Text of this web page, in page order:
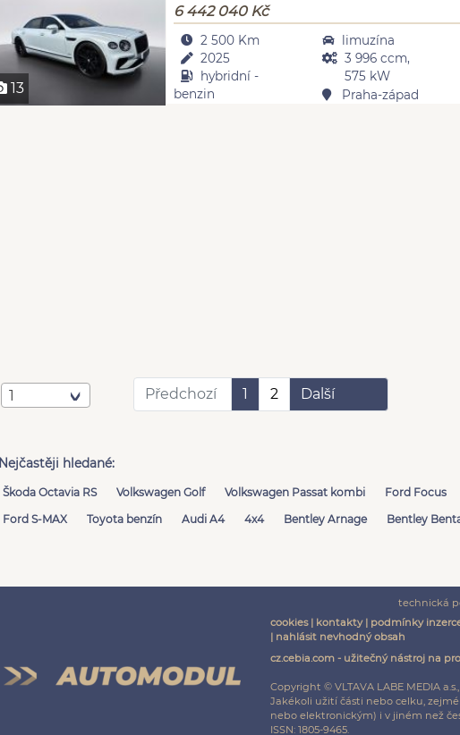
13
6 442 040 Kč
2 500 Km
2025
hybridní -
benzin
limuzína
3 996 ccm,
575 kW
Praha-západ
1 Předchozí 1 2 Další
Nejčastěji hledané:
Škoda Octavia RS Volkswagen Golf Volkswagen Passat kombi Ford Focus
Ford S-MAX
Toyota benzín Audi A4 4x4 Bentley Arnage Bentley
technická
cookies| kontakty| podmínky
| nahlásit nevhodný obsah
cz.cebia.com - užitečný nástroj na
Copyright © VLTAVA LABE MEDIA
Jakékoli užití části nebo celku,
nebo elektronickým) i v jiném než
ISSN: 1805-9465.